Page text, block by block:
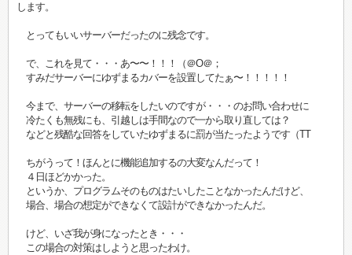
します。
とってもいいサーバーだったのに残念です。
で、これを見て・・・あ〜〜！！！（＠O＠；
すみだサーバーにゆずまるカバーを設置してたぁ〜！！！！！
今まで、サーバーの移転をしたいのですが・・・のお問い合わせに
冷たくも無残にも、引越しは手間なので一から取り直しては？
などと残酷な回答をしていたゆずまるに罰が当たったようです（TT
ちがうって！ほんとに機能追加するの大変なんだって！
４日ほどかかった。
というか、プログラムそのものはたいしたことなかったんだけど、
場合、場合の想定ができなくて設計ができなかったんだ。
けど、いざ我が身になったとき・・・
この場合の対策はしようと思ったわけ。